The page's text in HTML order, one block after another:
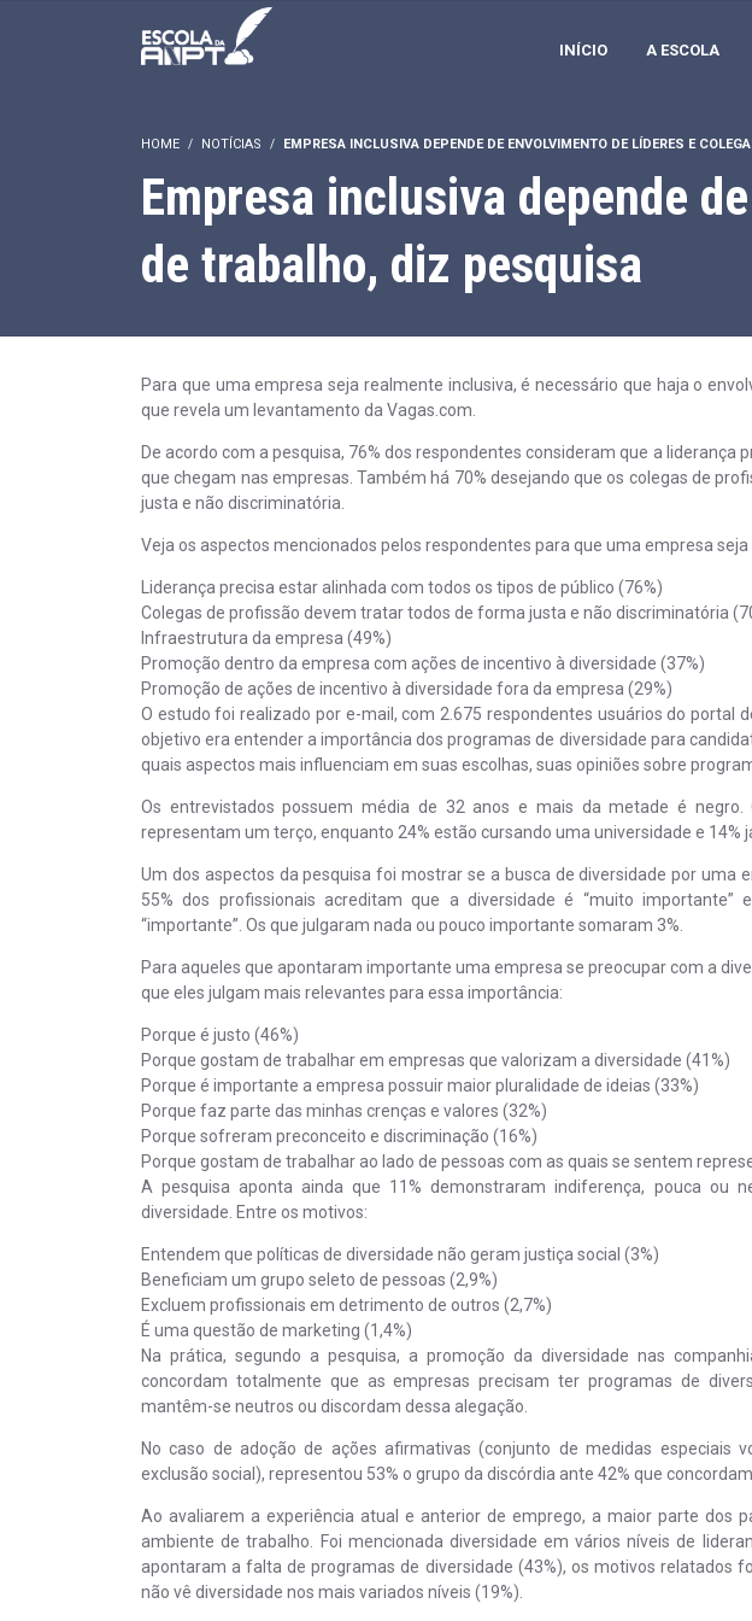
INÍCIO A ESCOLA
HOME NOTÍCIAS EMPRESA INCLUSIVA DEPENDE DE ENVOLVIMENTO DE LÍDERES E
Empresa inclusiva depende
de trabalho, diz pesquisa
Para que uma empresa seja realmente inclusiva, é necessário que haja o
que revela um levantamento da Vagas.com.
De acordo com a pesquisa, 76% dos respondentes consideram que a liderança
que chegam nas empresas. Também há 70% desejando que os colegas de
justa e não discriminatória.
Veja os aspectos mencionados pelos respondentes para que uma empresa
Liderança precisa estar alinhada com todos os tipos de público (76%)
Colegas de profissão devem tratar todos de forma justa e não discriminatória
Infraestrutura da empresa (49%)
Promoção dentro da empresa com ações de incentivo à diversidade (37%)
Promoção de ações de incentivo à diversidade fora da empresa (29%)
O estudo foi realizado por e-mail, com 2.675 respondentes usuários do portal
objetivo era entender a importância dos programas de diversidade para
quais aspectos mais influenciam em suas escolhas, suas opiniões sobre
Os entrevistados possuem média de 32 anos e mais da metade é negro.
representam um terço, enquanto 24% estão cursando uma universidade e 14%
Um dos aspectos da pesquisa foi mostrar se a busca de diversidade por uma
55% dos profissionais acreditam que a diversidade é “muito importante”
“importante”. Os que julgaram nada ou pouco importante somaram 3%.
Para aqueles que apontaram importante uma empresa se preocupar com a
que eles julgam mais relevantes para essa importância:
Porque é justo (46%)
Porque gostam de trabalhar em empresas que valorizam a diversidade (41%)
Porque é importante a empresa possuir maior pluralidade de ideias (33%)
Porque faz parte das minhas crenças e valores (32%)
Porque sofreram preconceito e discriminação (16%)
Porque gostam de trabalhar ao lado de pessoas com as quais se sentem
A pesquisa aponta ainda que 11% demonstraram indiferença, pouca ou
diversidade. Entre os motivos:
Entendem que políticas de diversidade não geram justiça social (3%)
Beneficiam um grupo seleto de pessoas (2,9%)
Excluem profissionais em detrimento de outros (2,7%)
É uma questão de marketing (1,4%)
Na prática, segundo a pesquisa, a promoção da diversidade nas
concordam totalmente que as empresas precisam ter programas de
mantêm-se neutros ou discordam dessa alegação.
No caso de adoção de ações afirmativas (conjunto de medidas especiais
exclusão social), representou 53% o grupo da discórdia ante 42% que
Ao avaliarem a experiência atual e anterior de emprego, a maior parte dos
ambiente de trabalho. Foi mencionada diversidade em vários níveis de
apontaram a falta de programas de diversidade (43%), os motivos relatados
não vê diversidade nos mais variados níveis (19%).